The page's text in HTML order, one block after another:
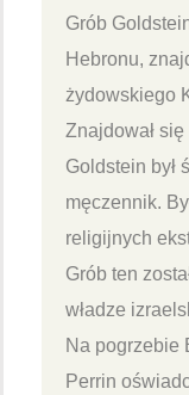
Grób
Hebronu,
żydowskiego
Znajdował
Goldstein był
męczennik.
religijnych
Grób ten
władze
Na pogrzebie
Perrin